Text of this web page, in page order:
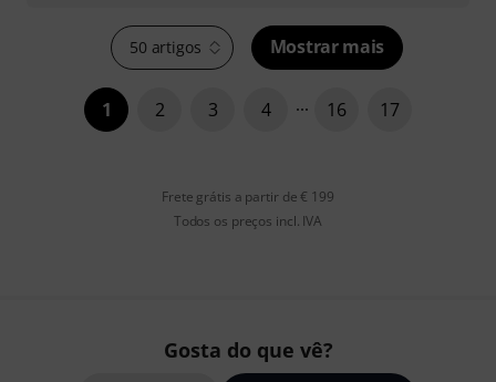
50 artigos Mostrar mais
1 2 3 4 16 17
Frete grátis a partir de € 199
Todos os preços incl. IVA
Gosta do que vê?